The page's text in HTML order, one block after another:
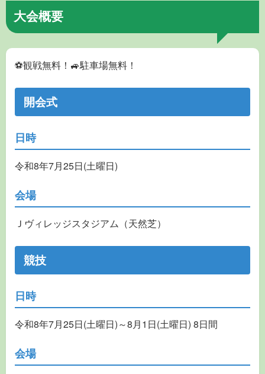
大会概要
⚽観戦無料！🚙駐車場無料！
開会式
日時
令和8年7月25日(土曜日)
会場
Ｊヴィレッジスタジアム（天然芝）
競技
日時
令和8年7月25日(土曜日)～8月1日(土曜日) 8日間
会場